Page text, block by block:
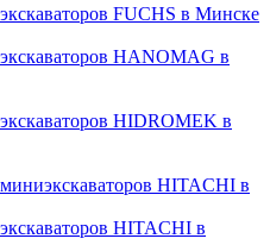
FUCHS в Минске
HANOMAG в
HIDROMEK в
HITACHI в
HITACHI в